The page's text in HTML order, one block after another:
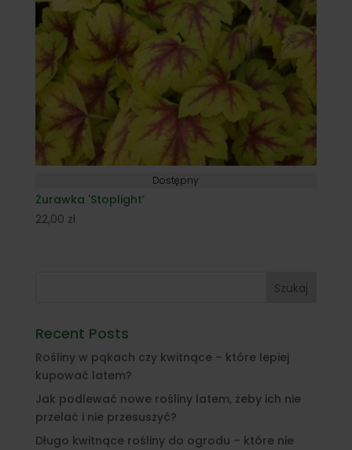
Dostępny
Żurawka 'Stoplight’
22,00 zł
Szukaj
Recent Posts
Rośliny w pąkach czy kwitnące – które lepiej
kupować latem?
Jak podlewać nowe rośliny latem, żeby ich nie
przelać i nie przesuszyć?
Długo kwitnące rośliny do ogrodu – które nie